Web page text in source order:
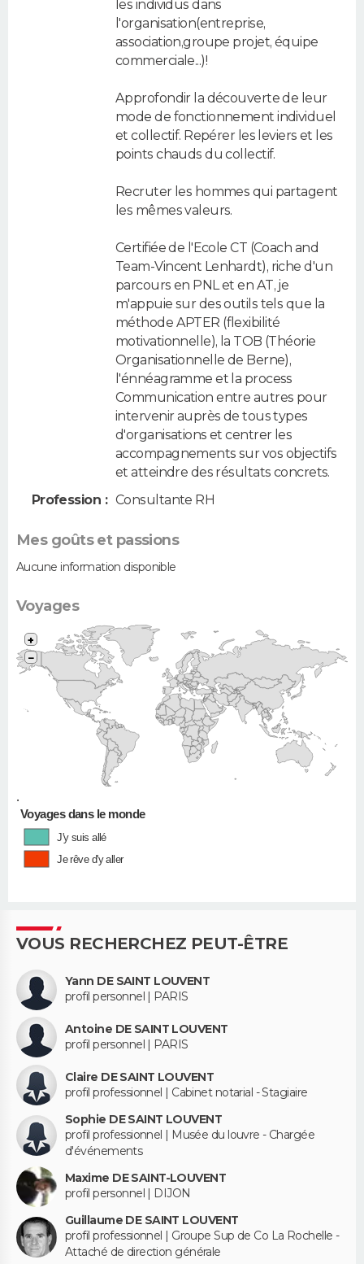
les individus dans
l'organisation(entreprise,
association,groupe projet, équipe
commerciale...)!
Approfondir la découverte de leur
mode de fonctionnement individuel
et collectif. Repérer les leviers et les
points chauds du collectif.
Recruter les hommes qui partagent
les mêmes valeurs.
Certifiée de l'Ecole CT (Coach and
Team-Vincent Lenhardt), riche d'un
parcours en PNL et en AT, je
m'appuie sur des outils tels que la
méthode APTER (flexibilité
motivationnelle), la TOB (Théorie
Organisationnelle de Berne),
l'énnéagramme et la process
Communication entre autres pour
intervenir auprès de tous types
d'organisations et centrer les
accompagnements sur vos objectifs
et atteindre des résultats concrets.
Profession : Consultante RH
Mes goûts et passions
Aucune information disponible
Voyages
•
+
−
Voyages dans le monde
J'y suis allé
Je rêve d'y aller
VOUS RECHERCHEZ PEUT-ÊTRE
Yann DE SAINT LOUVENT
profil personnel | PARIS
Antoine DE SAINT LOUVENT
profil personnel | PARIS
Claire DE SAINT LOUVENT
profil professionnel | Cabinet notarial - Stagiaire
Sophie DE SAINT LOUVENT
profil professionnel | Musée du louvre - Chargée
d'événements
Maxime DE SAINT-LOUVENT
profil personnel | DIJON
Guillaume DE SAINT LOUVENT
profil professionnel | Groupe Sup de Co La Rochelle -
Attaché de direction générale